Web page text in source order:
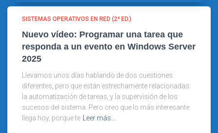
SISTEMAS OPERATIVOS EN RED (2ª ED.)
Nuevo vídeo: Programar una tarea que
responda a un evento en Windows Server
2025
Llevamos unos días hablando de dos cuestiones
diferentes, pero que están estrechamente relacionadas:
la automatización de tareas, y la supervisión de los
sucesos del sistema. Pero creo que lo más interesante
llega hoy, porque te Leer más…